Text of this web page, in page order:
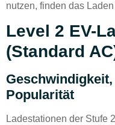
nutzen, finden das
Level 2 EV-
(Standard
Popularität
Ladestationen der Stufe